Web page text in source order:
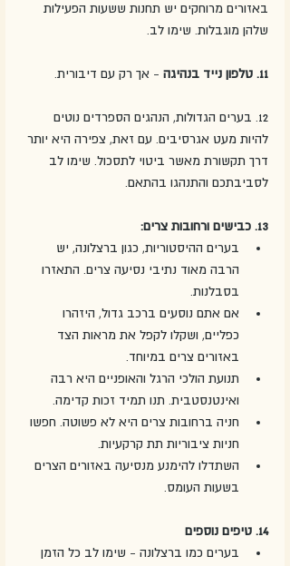
באזורים מרוחקים יש תחנות ששעות הפעילות
שלהן מוגבלות. שימו לב.
11. טלפון נייד בנהיגה - אך רק עם דיבורית.
12. בערים הגדולות, הנהגים הספרדים נוטים
להיות מעט אגרסיבים. עם זאת, צפירה היא יותר
דרך תקשורת מאשר ביטוי לתסכול. שימו לב
לסביבתכם והתנהגו בהתאם.
13. כבישים ורחובות צרים:
בערים ההיסטוריות, כגון ברצלונה, יש
הרבה מאוד נתיבי נסיעה צרים. התאזרו
בסבלנות.
אם אתם נוסעים ברכב גדול, היזהרו
כפליים, ושקלו לקפל את מראות הצד
באזורים צרים במיוחד.
תנועת הולכי הרגל והאופניים היא רבה
ואינטנסטבית. תנו תמיד זכות קדימה.
חניה ברחובות צרים היא לא פשוטה. חפשו
חניות ציבוריות תת קרקעיות.
השתדלו להימנע מנסיעה באזורים הצרים
בשעות העומס.
14. טיפים נוספים
בערים כמו ברצלונה - שימו לב כל הזמן